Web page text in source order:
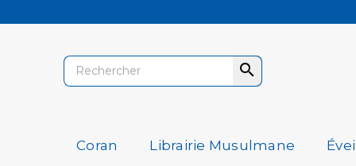

Coran Librairie Musulmane